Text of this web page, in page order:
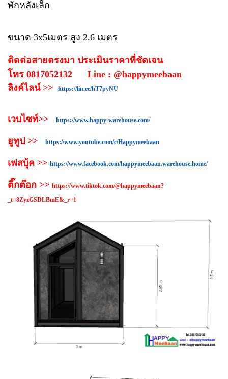
พักหลังเล็ก
ขนาด 3x5เมตร สูง 2.6 เมตร
ติดต่อสายตรงมา ประเมินราคาที่ชัดเจน
โทร 0817052132 Line : @happymeebaan
ลิงค์ไลน์ >>
https://lin.ee/hT7pyNU
เวบไซท์>> https://www.happy-warehouse.com/
ยูทูป >> https://www.youtube.com/c/Happymeebaan
เฟสบุ้ค >> https://www.facebook.com/happymeebaan.warehouse.home/
ติ๊กต๊อก >> https://www.tiktok.com/@happymeebaan?
_t=8ZyzGSDLBmE&_r=1